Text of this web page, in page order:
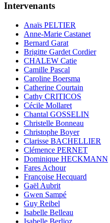
Intervenants
Anaïs PELTIER
Anne-Marie Castanet
Bernard Garat
Brigitte Gardet Cordier
CHALEW Catie
Camille Pascal
Caroline Boersma
Catherine Courtain
Cathy CRITICOS
Cécile Mollaret
Chantal GOSSELIN
Christelle Bonneau
Christophe Boyer
Clarisse BACHELLIER
Clémence PERNET
Dominique HECKMANN
Fares Achour
Françoise Hecquard
Gaël Aubrit
Gwen Sampé
Guy Reibel
Isabelle Belleau